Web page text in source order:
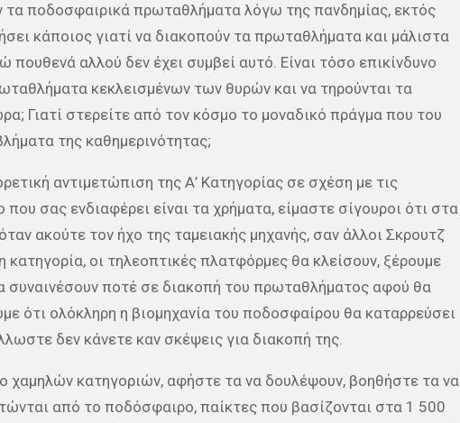
ποδοσφαιρικά πρωταθλήματα λόγω της πανδημίας, εκτός
κάποιος γιατί να διακοπούν τα πρωταθλήματα και μάλιστα
πουθενά αλλού δεν έχει συμβεί αυτό. Είναι τόσο επικίνδυνο
κεκλεισμένων των θυρών και να τηρούνται τα
Γιατί στερείτε από τον κόσμο το μοναδικό πράγμα που του
της καθημερινότητας;
αντιμετώπιση της Α’ Κατηγορίας σε σχέση με τις
σας ενδιαφέρει είναι τα χρήματα, είμαστε σίγουροι ότι στα
ακούτε τον ήχο της ταμειακής μηχανής, σαν άλλοι Σκρουτζ
οι τηλεοπτικές πλατφόρμες θα κλείσουν, ξέρουμε
συναινέσουν ποτέ σε διακοπή του πρωταθλήματος αφού θα
ότι ολόκληρη η βιομηχανία του ποδοσφαίρου θα καταρρεύσει
δεν κάνετε καν σκέψεις για διακοπή της.
χαμηλών κατηγοριών, αφήστε τα να δουλέψουν, βοηθήστε τα να
από το ποδόσφαιρο, παίκτες που βασίζονται στα 1 500